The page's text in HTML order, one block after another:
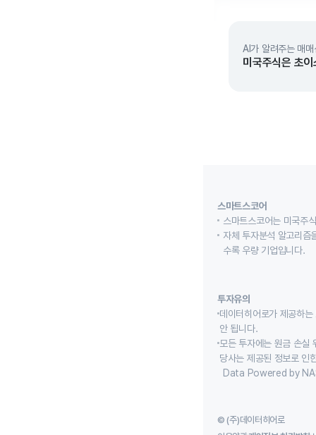
AI가 알려주는 매매
미국주식은 초
스마트스코어
스마트스코어는 미국주
자체 투자분석 알고리즘
수록 우량 기업입니다.
투자유의
데이터히어로가 제공하
안 됩니다.
모든 투자에는 원금 손실
당사는 제공된 정보로 인
Data Powered by
© (주)데이터히어로